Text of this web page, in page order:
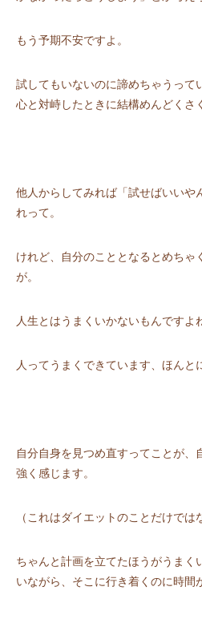
もう予期不安ですよ。
試してもいないのに諦めちゃうって
⼼と対峙したときに結構めんどくさ
他⼈からしてみれば「試せばいいや
れって。
けれど、⾃分のこととなるとめちゃ
が。
⼈⽣とはうまくいかないもんですよ
⼈ってうまくできています、ほんと
⾃分⾃⾝を⾒つめ直すってことが、
強く感じます。
（これはダイエットのことだけでは
ちゃんと計画を⽴てたほうがうまく
いながら、そこに⾏き着くのに時間